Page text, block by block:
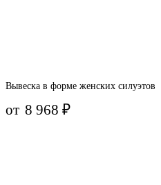
Вывеска в форме женских силуэтов
от 8 968₽